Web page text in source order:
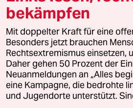
© 2026 taz Verlags und Vertriebs
Alle Rechte vorbehalten. Bei rechtlichen
wenden Sie sich bitte an
lizenzen@taz.de
Feedback Redaktionsstatut
Leitlinie Informant Datenschutz
bekämpfen
Mit doppelter Kraft für eine
Besonders jetzt brauchen
Rechtsextremismus einsetzen,
Daher gehen 50 Prozent der
Neuanmeldungen an „Alles
eine Kampagne, die bedrohte
und Jugendorte unterstützt.